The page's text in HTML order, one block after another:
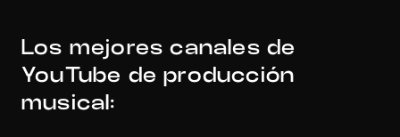
Los mejores canales de
YouTube de producción
musical: